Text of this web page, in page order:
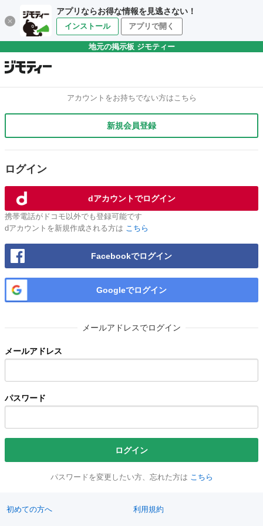
アプリならお得な情報を見逃さない！
インストール アプリで開く
地元の掲示板 ジモティー
アカウントをお持ちでない方はこちら
新規会員登録
ログイン
dアカウントでログイン
携帯電話がドコモ以外でも登録可能です
dアカウントを新規作成される方は こちら
Facebookでログイン
Googleでログイン
メールアドレスでログイン
メールアドレス
パスワード
ログイン
パスワードを変更したい方、忘れた方は こちら
初めての方へ 利用規約